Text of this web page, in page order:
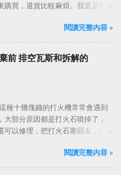
購買，退貨比較麻煩。我還是會
的不要是我，但是真的碰到了，
對、處理，平心靜氣地去面對就
閱讀完整內容 »
前 排空瓦斯和拆解的
種十幾塊錢的打火機常常會遇到
大部分原因都是打火石噴掉了，
可以修理，把打火石塞回去，但
閱讀完整內容 »